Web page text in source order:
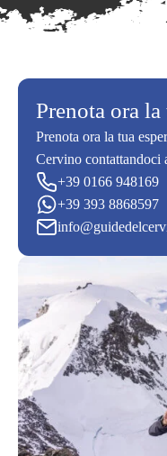
Prenota ora la
Prenota ora la tua
Cervino contattandoci
+39 0166 948169
+39 393 8868597